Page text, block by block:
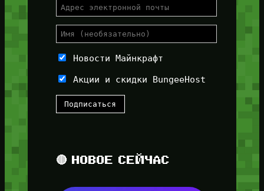
Новости Майнкрафт
Акции и скидки BungeeHost
🔴 НОВОЕ СЕЙЧАС